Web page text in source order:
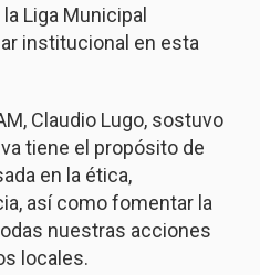
Liga Municipal
institucional en esta
Claudio Lugo, sostuvo
tiene el propósito de
en la ética,
así como fomentar la
nuestras acciones
locales.